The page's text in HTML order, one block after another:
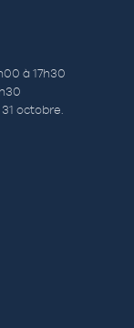
à 17h30
octobre.